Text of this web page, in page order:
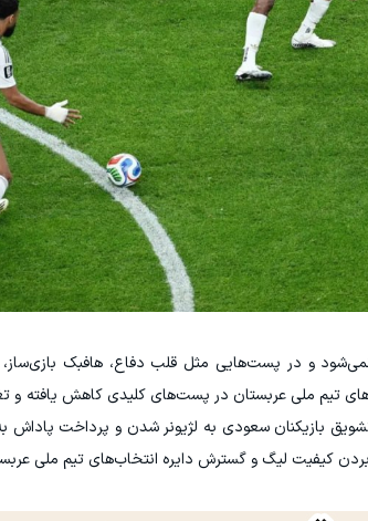
و در پست‌هایی مثل قلب دفاع، هافبک بازی‌ساز،
تیم ملی عربستان در پست‌های کلیدی کاهش یافته و
بازیکنان سعودی به لژیونر شدن و پرداخت پاداش به
کیفیت لیگ و گسترش دایره انتخاب‌های تیم ملی